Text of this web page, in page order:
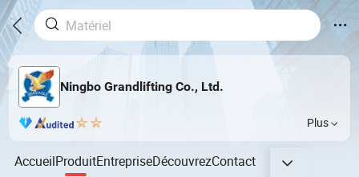
Ningbo Grandlifting Co., Ltd.
Plus
AccueilProduitEntrepriseDécouvrezContact